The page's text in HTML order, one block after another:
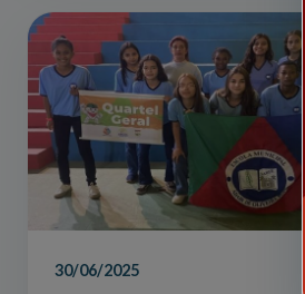
30/06/2025